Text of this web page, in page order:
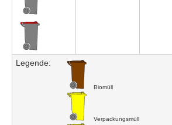
Legende:
Biomüll
Verpackungsmüll